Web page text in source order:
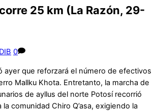
25 km (La Razón, 29-
0
ayer que reforzará el número de efectivos
Mallku Khota. Entretanto, la marcha de
de ayllus del norte Potosí recorrió
comunidad Chiro Q’asa, exigiendo la